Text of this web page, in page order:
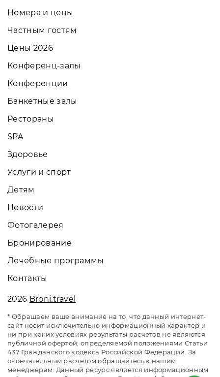
Номера и цены
Частным гостям
Цены 2026
Конференц-залы
Конференции
Банкетные залы
Рестораны
SPA
Здоровье
Услуги и спорт
Детям
Новости
Фотогалерея
Бронирование
Лечебные программы
Контакты
2026 Broni.travel
* Обращаем ваше внимание на то, что данный интернет-
сайт носит исключительно информационный характер и
ни при каких условиях результаты расчетов не являются
публичной офертой, определяемой положениями Статьи
437 Гражданского кодекса Российской Федерации. За
окончательным расчетом обращайтесь к нашим
менеджерам. Данный ресурс является информационным